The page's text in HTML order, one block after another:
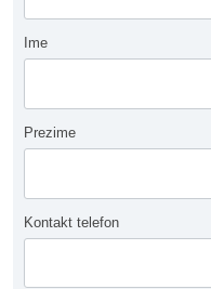
Ime
Prezime
Kontakt telefon